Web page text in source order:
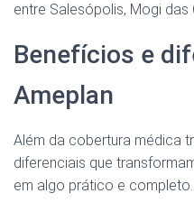
entre Salesópolis, Mogi das
Benefícios e
Ameplan
Além da cobertura médica
diferenciais que
em algo prático e completo.